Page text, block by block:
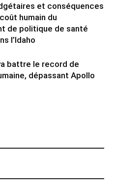
et conséquences
humain du
de politique de santé
l’Idaho
battre le record de
dépassant Apollo